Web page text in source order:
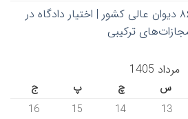
رأی وحدت رویه شماره ۸۶۶ دیوان عالی کشور | اختیار دادگاه در
ترکیبی
مرداد 1405
س چ پ
ج
13
14
15
16